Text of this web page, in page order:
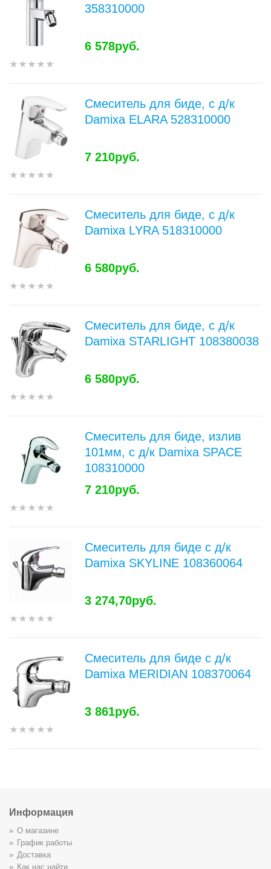
358310000
6 578руб.
Смеситель для биде, с д/к
Damixa ELARA 528310000
7 210руб.
Смеситель для биде, с д/к
Damixa LYRA 518310000
6 580руб.
Смеситель для биде, с д/к
Damixa STARLIGHT 108380038
6 580руб.
Смеситель для биде, излив
101мм, с д/к Damixa SPACE
108310000
7 210руб.
Смеситель для биде с д/к
Damixa SKYLINE 108360064
3 274,70руб.
Смеситель для биде с д/к
Damixa MERIDIAN 108370064
3 861руб.
Информация
О магазине
График работы
Доставка
Как нас найти